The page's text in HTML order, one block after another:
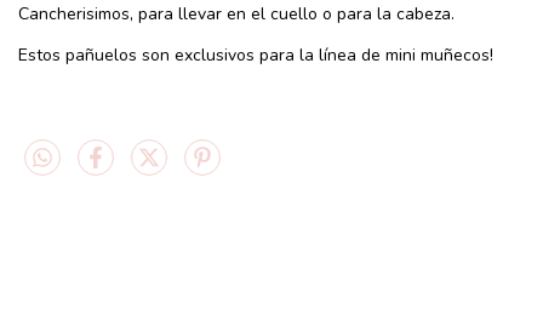
Cancherisimos, para llevar en el cuello o para la cabeza.
Estos pañuelos son exclusivos para la línea de mini muñecos!